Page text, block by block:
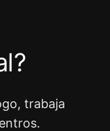
trabaja